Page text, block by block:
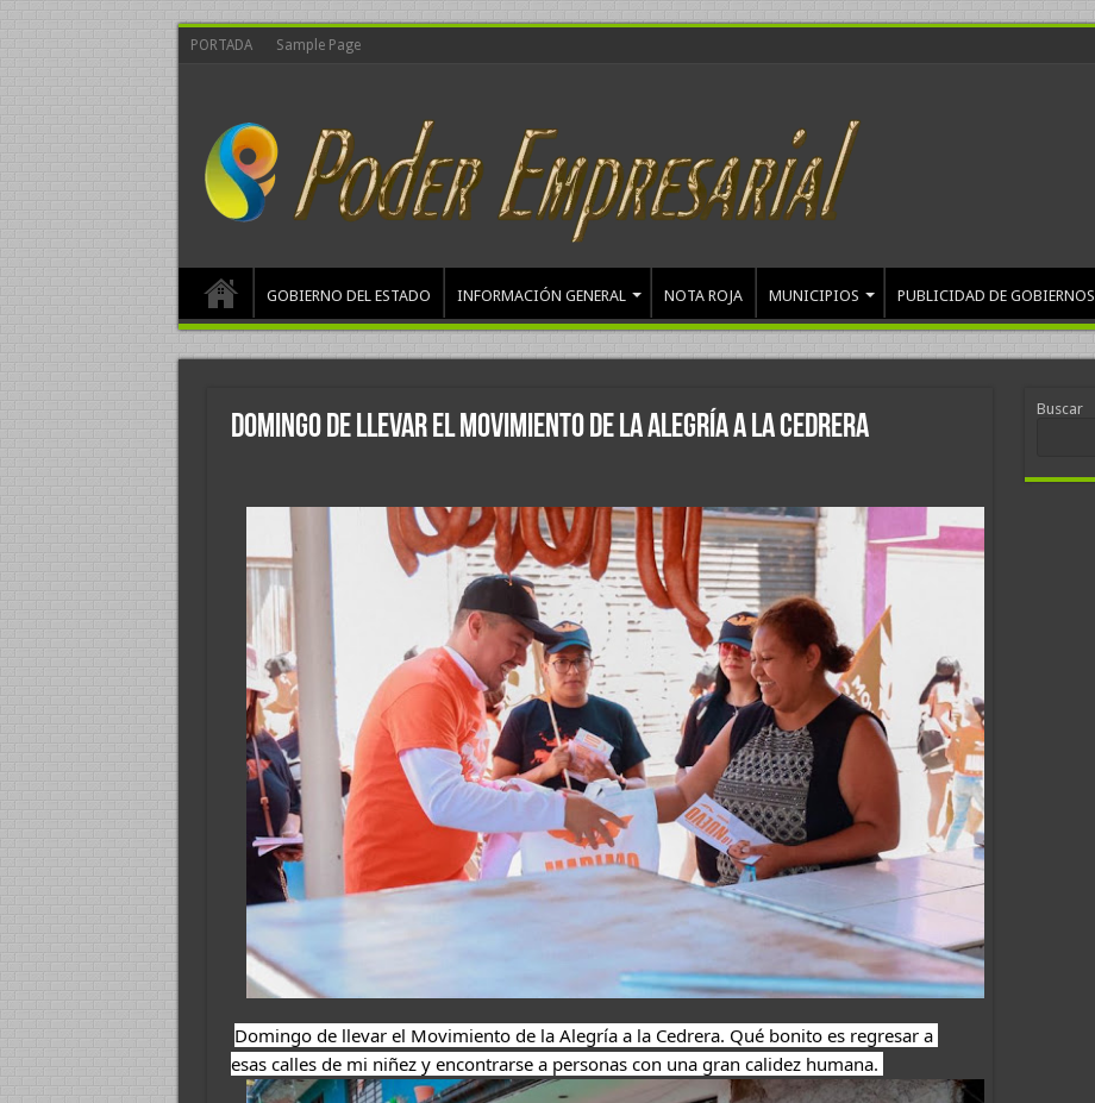
PORTADA Sample Page
GOBIERNO DEL ESTADO INFORMACIÓN GENERAL NOTA ROJA MUNICIPIOS PUBLICIDAD DE GOBIERNOS
Domingo de llevar el Movimiento de la Alegría a la Cedrera
Domingo de llevar el Movimiento de la Alegría a la Cedrera. Qué bonito es regresar a
esas calles de mi niñez y encontrarse a personas con una gran calidez humana.
Buscar